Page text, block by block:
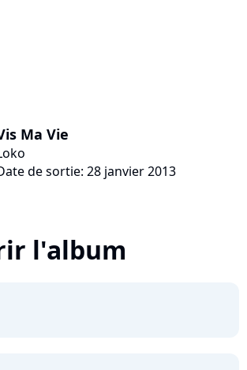
Ma Vie
de sortie: 28 janvier 2013
l'album